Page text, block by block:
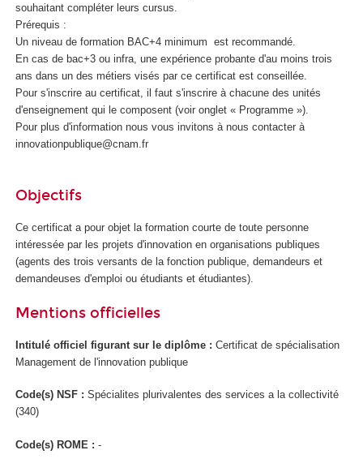
souhaitant compléter leurs cursus.
Prérequis :
Un niveau de formation BAC+4 minimum est recommandé.
En cas de bac+3 ou infra, une expérience probante d'au moins trois
ans dans un des métiers visés par ce certificat est conseillée.
Pour s'inscrire au certificat, il faut s'inscrire à chacune des unités
d'enseignement qui le composent (voir onglet « Programme »).
Pour plus d'information nous vous invitons à nous contacter à
innovationpublique@cnam.fr
Objectifs
Ce certificat a pour objet la formation courte de toute personne
intéressée par les projets d'innovation en organisations publiques
(agents des trois versants de la fonction publique, demandeurs et
demandeuses d'emploi ou étudiants et étudiantes).
Mentions officielles
Intitulé officiel figurant sur le diplôme : Certificat de spécialisation
Management de l'innovation publique
Code(s) NSF : Spécialites plurivalentes des services a la collectivité
(340)
Code(s) ROME : -